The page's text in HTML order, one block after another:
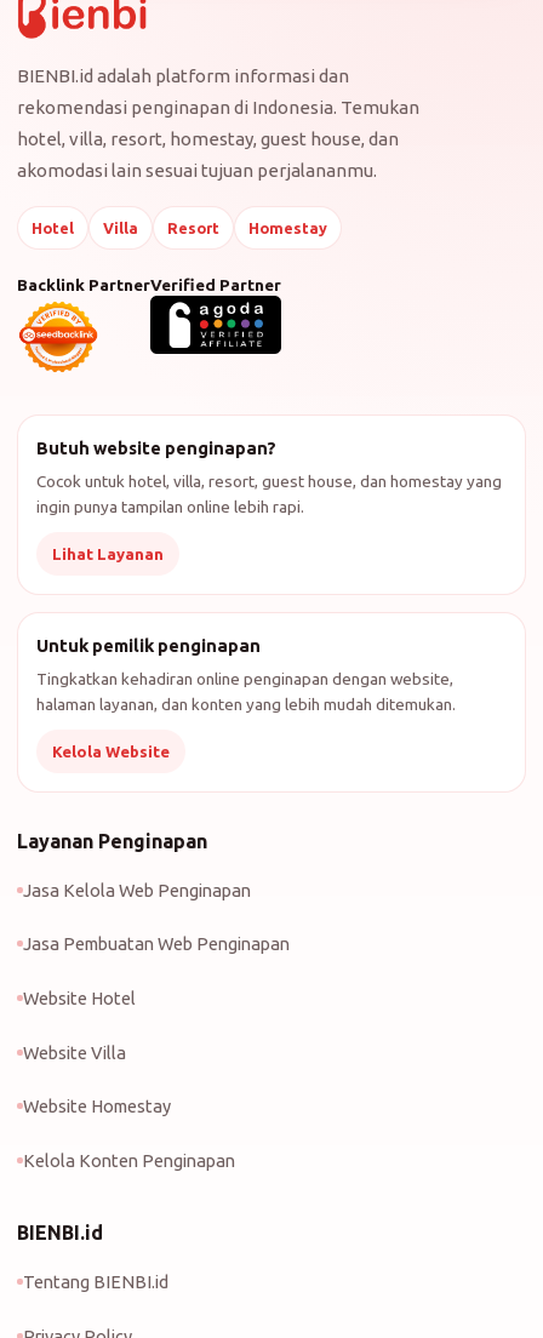
BIENBI.id adalah platform informasi dan
rekomendasi penginapan di Indonesia. Temukan
hotel, villa, resort, homestay, guest house, dan
akomodasi lain sesuai tujuan perjalananmu.
Hotel Villa Resort Homestay
Backlink PartnerVerified Partner
Butuh website penginapan?
Cocok untuk hotel, villa, resort, guest house, dan homestay yang
ingin punya tampilan online lebih rapi.
Lihat Layanan
Untuk pemilik penginapan
Tingkatkan kehadiran online penginapan dengan website,
halaman layanan, dan konten yang lebih mudah ditemukan.
Kelola Website
Layanan Penginapan
Jasa Kelola Web Penginapan
Jasa Pembuatan Web Penginapan
Website Hotel
Website Villa
Website Homestay
Kelola Konten Penginapan
BIENBI.id
Tentang BIENBI.id